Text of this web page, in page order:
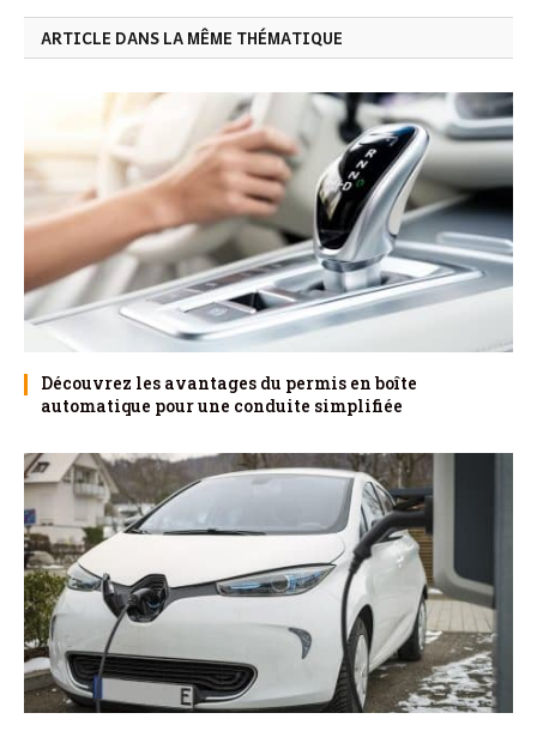
ARTICLE DANS LA MÊME THÉMATIQUE
Découvrez les avantages du permis en boîte
automatique pour une conduite simplifiée